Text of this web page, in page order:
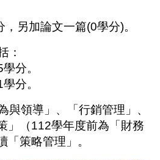
另加論文一篇(0學分)。
：
分。
分。
與領導」、「行銷管理」、
」（112學年度前為「財務
「策略管理」。